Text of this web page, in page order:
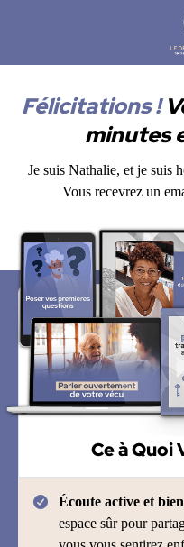
Félicitations !
minutes
Je suis Nathalie, et je suis
Vous recevrez un
Ce à Quoi
Écoute active et
espace sûr pour